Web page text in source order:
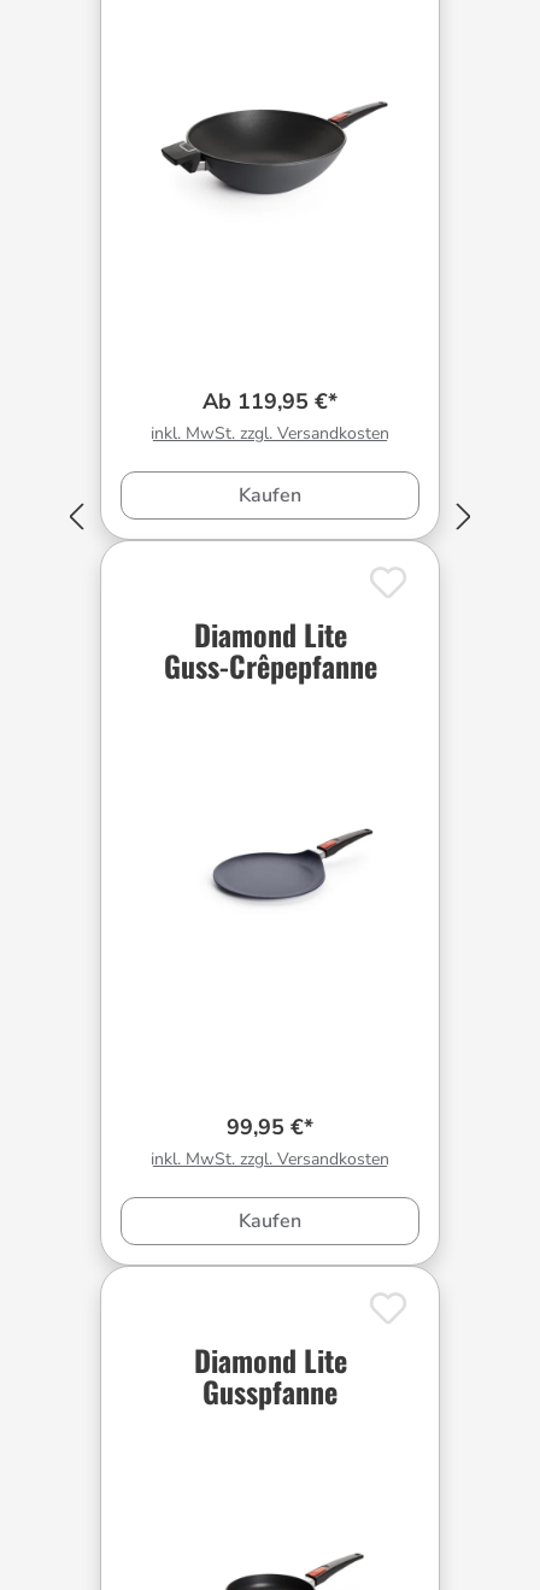
Ab 119,95 €*
inkl. MwSt. zzgl. Versandkosten
Kaufen
Diamond Lite
Guss-Crêpepfanne
99,95 €*
inkl. MwSt. zzgl. Versandkosten
Kaufen
Diamond Lite
Gusspfanne